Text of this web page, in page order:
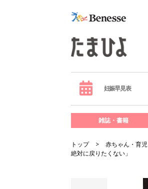
妊娠早見表
雑誌・書籍
トップ 赤ちゃん・育児
絶対に戻りたくない」